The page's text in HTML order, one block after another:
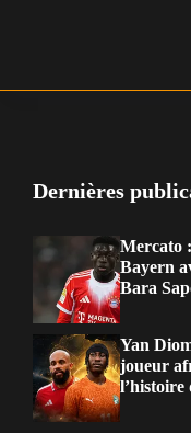
Dernières
Mercato
Bayern
Bara
Yan
joueur
l’histoire